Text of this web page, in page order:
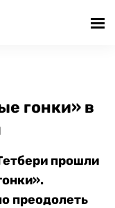
гонки» в
прошли
преодолеть